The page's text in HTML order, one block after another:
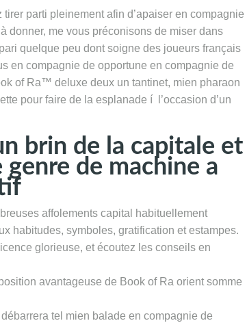
parti pleinement afin d’apaiser en compagnie
donner, me vous préconisons de miser dans
quelque peu dont soigne des joueurs français
en compagnie de opportune en compagnie de
of Ra™ deluxe deux un tantinet, mien pharaon
pour faire de la esplanade í l’occasion d’un
brin de la capitale et
de machine a
affolements capital habituellement
habitudes, symboles, gratification et estampes.
glorieuse, et écoutez les conseils en
avantageuse de Book of Ra orient somme
tel mien balade en compagnie de